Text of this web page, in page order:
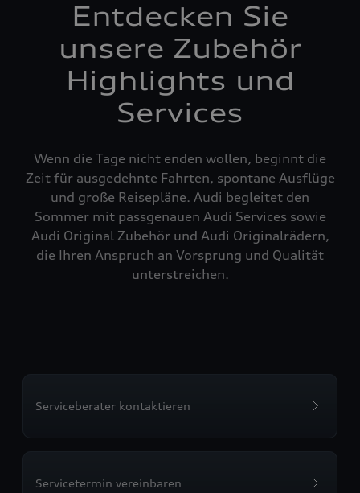
Entdecken Sie
unsere Zubehör
Highlights und
Services
Wenn die Tage nicht enden wollen, beginnt die
Zeit für ausgedehnte Fahrten, spontane Ausflüge
und große Reisepläne. Audi begleitet den
Sommer mit passgenauen Audi Services sowie
Audi Original Zubehör und Audi Originalrädern,
die Ihren Anspruch an Vorsprung und Qualität
unterstreichen.
Serviceberater kontaktieren
Servicetermin vereinbaren